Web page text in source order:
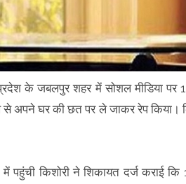
के जबलपुर शहर में सोशल मीडिया पर
अपने घर की छत पर ले जाकर रेप किया।
पहुंची किशोरी ने शिकायत दर्ज कराई